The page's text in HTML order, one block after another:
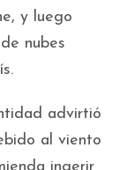
y luego
nubes
advirtió
al viento